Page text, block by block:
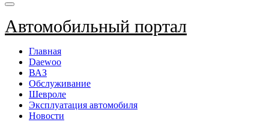
Автомобильный портал
Главная
Daewoo
ВАЗ
Обслуживание
Шевроле
Эксплуатация автомобиля
Новости